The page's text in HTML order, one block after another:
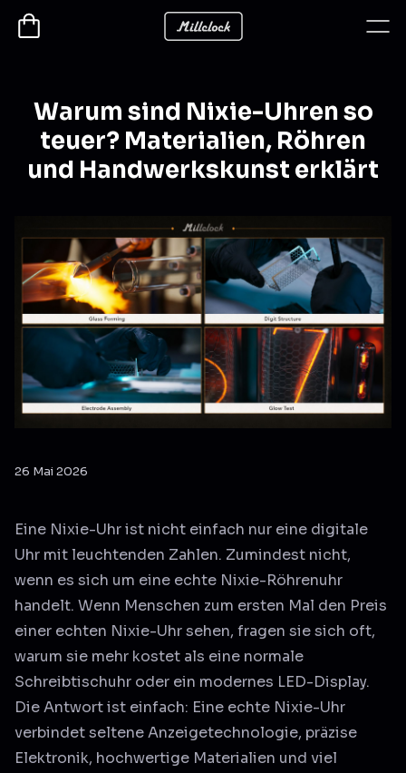
Warum sind Nixie-Uhren so
teuer? Materialien, Röhren
und Handwerkskunst erklärt
26 Mai 2026
Eine Nixie-Uhr ist nicht einfach nur eine digitale
Uhr mit leuchtenden Zahlen. Zumindest nicht,
wenn es sich um eine echte Nixie-Röhrenuhr
handelt. Wenn Menschen zum ersten Mal den Preis
einer echten Nixie-Uhr sehen, fragen sie sich oft,
warum sie mehr kostet als eine normale
Schreibtischuhr oder ein modernes LED-Display.
Die Antwort ist einfach: Eine echte Nixie-Uhr
verbindet seltene Anzeigetechnologie, präzise
Elektronik, hochwertige Materialien und viel